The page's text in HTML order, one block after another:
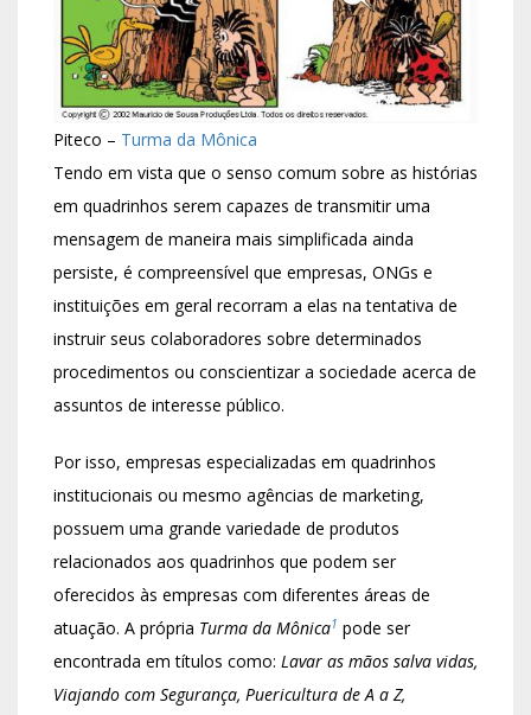
Piteco – Turma da Mônica
Tendo em vista que o senso comum sobre as histórias
em quadrinhos serem capazes de transmitir uma
mensagem de maneira mais simplificada ainda
persiste, é compreensível que empresas, ONGs e
instituições em geral recorram a elas na tentativa de
instruir seus colaboradores sobre determinados
procedimentos ou conscientizar a sociedade acerca de
assuntos de interesse público.
Por isso, empresas especializadas em quadrinhos
institucionais ou mesmo agências de marketing,
possuem uma grande variedade de produtos
relacionados aos quadrinhos que podem ser
oferecidos às empresas com diferentes áreas de
atuação. A própria Turma da Mônica1 pode ser
encontrada em títulos como: Lavar as mãos salva vidas,
Viajando com Segurança, Puericultura de A a Z,